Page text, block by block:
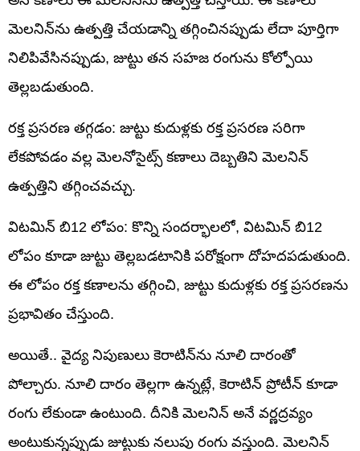
మెలనిన్‌ను ఉత్పత్తి చేయడాన్ని తగ్గించినప్పుడు లేదా పూర్తిగా
నిలిపివేసినప్పుడు, జుట్టు తన సహజ రంగును కోల్పోయి
తెల్లబడుతుంది.
రక్త ప్రసరణ తగ్గడం: జుట్టు కుదుళ్లకు రక్త ప్రసరణ సరిగా
లేకపోవడం వల్ల మెలనోసైట్స్ కణాలు దెబ్బతిని మెలనిన్
ఉత్పత్తిని తగ్గించవచ్చు.
విటమిన్ బి12 లోపం: కొన్ని సందర్భాలలో, విటమిన్ బి12
లోపం కూడా జుట్టు తెల్లబడటానికి పరోక్షంగా దోహదపడుతుంది.
ఈ లోపం రక్త కణాలను తగ్గించి, జుట్టు కుదుళ్లకు రక్త ప్రసరణను
ప్రభావితం చేస్తుంది.
అయితే.. వైద్య నిపుణులు కెరాటిన్‌ను నూలి దారంతో
పోల్చారు. నూలి దారం తెల్లగా ఉన్నట్లే, కెరాటిన్ ప్రోటీన్ కూడా
రంగు లేకుండా ఉంటుంది. దీనికి మెలనిన్ అనే వర్ణద్రవ్యం
అంటుకున్నప్పుడు జుట్టుకు నలుపు రంగు వస్తుంది. మెలనిన్